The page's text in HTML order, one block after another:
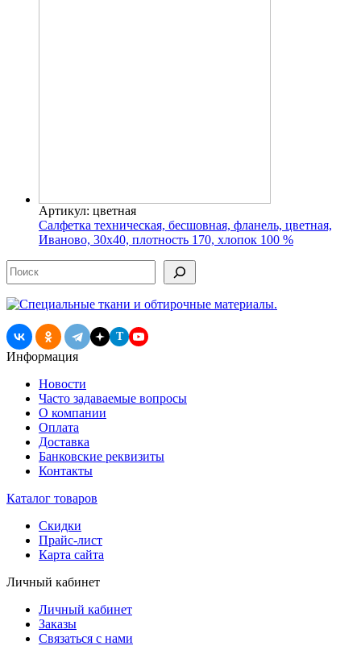
Артикул: цветная
Салфетка техническая, бесшовная, фланель, цветная,
Иваново, 30х40, плотность 170, хлопок 100 %
Поиск
T
Информация
Новости
Часто задаваемые вопросы
О компании
Оплата
Доставка
Банковские реквизиты
Контакты
Каталог товаров
Скидки
Прайс-лист
Карта сайта
Личный кабинет
Личный кабинет
Заказы
Связаться с нами